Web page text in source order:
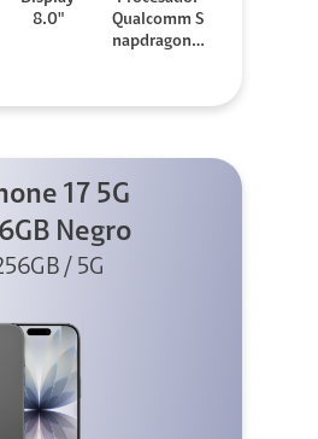
8.0"
Qualcomm S
napdragon 8
17 5G
Negro
/ 5G